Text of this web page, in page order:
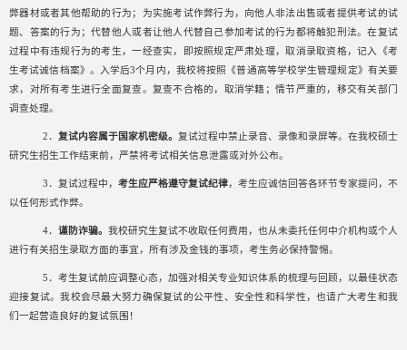
弊器材或者其他帮助的行为；为实施考试作弊行为，向他人非法出售或者提供考试的试
题、答案的行为；代替他人或者让他人代替自己参加考试的行为都将触犯刑法。在复试
过程中有违规行为的考生，一经查实，即按照规定严肃处理，取消录取资格，记入《考
生考试诚信档案》。入学后3个月内，我校将按照《普通高等学校学生管理规定》有关要
求，对所有考生进行全面复查。复查不合格的，取消学籍；情节严重的，移交有关部门
调查处理。
2 ． 复试内容属于国家机密级。 复试过程中禁止录音、录像和录屏等。在我校硕士
研究生招生工作结束前，严禁将考试相关信息泄露或对外公布。
3 ．复试过程中， 考生应严格遵守复试纪律，考生应诚信回答各环节专家提问，不
以任何形式作弊。
4． 谨防诈骗。 我校研究生复试不收取任何费用，也从未委托任何中介机构或个人
进行有关招生录取方面的事宜，所有涉及金钱的事项，考生务必保持警惕。
5 ．考生复试前应调整心态，加强对相关专业知识体系的梳理与回顾，以最佳状态
迎接复试。我校会尽最大努力确保复试的公平性、安全性和科学性，也请广大考生和我
们一起营造良好的复试氛围！